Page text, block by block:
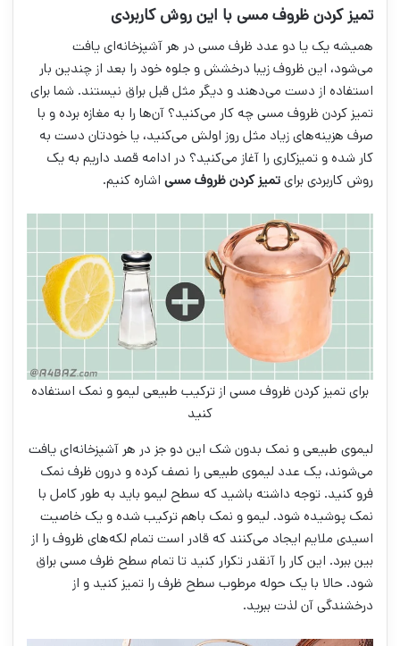
تمیز کردن ظروف مسی با این روش کاربردی
همیشه یک یا دو عدد ظرف مسی در هر آشپزخانه‌ای یافت
می‌شود، این ظروف زیبا درخشش و جلوه خود را بعد از چندین بار
استفاده از دست می‌دهند و دیگر مثل قبل براق نیستند. شما برای
تمیز کردن ظروف مسی چه کار می‌کنید؟ آن‌ها را به مغازه برده و با
صرف هزینه‌های زیاد مثل روز اولش می‌کنید، یا خودتان دست به
کار شده و تمیزکاری را آغاز می‌کنید؟ در ادامه قصد داریم به یک
روش کاربردی برایتمیز کردن ظروف مسی اشاره کنیم.
برای تمیز کردن ظروف مسی از ترکیب طبیعی لیمو و نمک استفاده
کنید
لیموی طبیعی و نمک بدون شک این دو جز در هر آشپزخانه‌ای یافت
می‌شوند، یک عدد لیموی طبیعی را نصف کرده و درون ظرف نمک
فرو کنید. توجه داشته باشید که سطح لیمو باید به طور کامل با
نمک پوشیده شود. لیمو و نمک باهم ترکیب شده و یک خاصیت
اسیدی ملایم ایجاد می‌کنند که قادر است تمام لکه‌های ظروف را از
بین ببرد. این کار را آنقدر تکرار کنید تا تمام سطح ظرف مسی براق
شود. حالا با یک حوله مرطوب سطح ظرف را تمیز کنید و از
درخشندگی آن لذت ببرید.